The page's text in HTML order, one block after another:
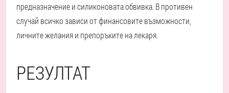
предназначение и силиконовата обвивка. В противен
случай всичко зависи от финансовите възможности,
личните желания и препоръките на лекаря.
РЕЗУЛТАТ